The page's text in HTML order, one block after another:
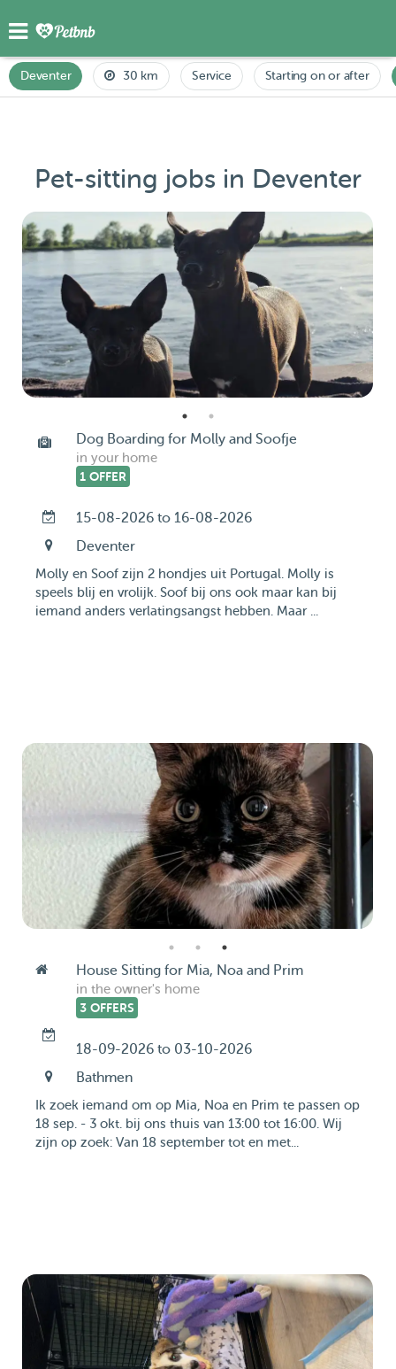
Deventer 30 km Service Starting on or after
Pet-sitting jobs in Deventer
Dog Boarding for Molly and Soofje
in your home
1 OFFER
15-08-2026 to 16-08-2026
Deventer
Molly en Soof zijn 2 hondjes uit Portugal. Molly is
speels blij en vrolijk. Soof bij ons ook maar kan bij
iemand anders verlatingsangst hebben. Maar ...
House Sitting for Mia, Noa and Prim
in the owner's home
3 OFFERS
18-09-2026 to 03-10-2026
Bathmen
Ik zoek iemand om op Mia, Noa en Prim te passen op
18 sep. - 3 okt. bij ons thuis van 13:00 tot 16:00. Wij
zijn op zoek: Van 18 september tot en met...